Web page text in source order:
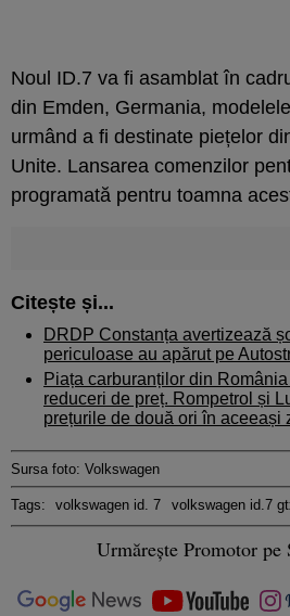
Noul ID.7 va fi asamblat în
din Emden, Germania,
urmând a fi destinate piețelor
Unite. Lansarea comenzilor
programată pentru toamna
Citește și...
DRDP Constanța avertizează
periculoase au apărut pe
Piața carburanților din
reduceri de preț. Rompetrol și
prețurile de două ori în aceeași
Sursa foto: Volkswagen
Tags: volkswagen id. 7 volkswagen id.7
Urmărește Promotor pe